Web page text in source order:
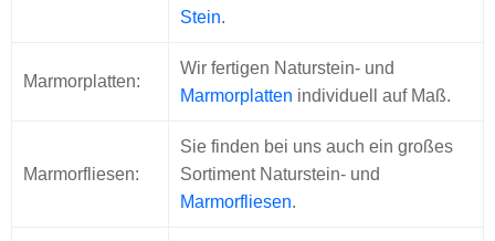
Stein.
Marmorplatten:
Wir fertigen Naturstein- und
Marmorplatten individuell auf Maß.
Marmorfliesen:
Sie finden bei uns auch ein großes
Sortiment Naturstein- und
Marmorfliesen.